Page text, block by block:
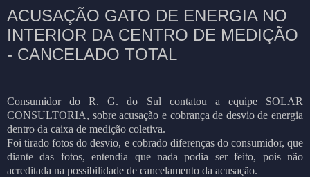
ACUSAÇÃO GATO DE ENERGIA NO
INTERIOR DA CENTRO DE MEDIÇÃO
- CANCELADO TOTAL
Consumidor do R. G. do Sul contatou a equipe SOLAR
CONSULTORIA, sobre acusação e cobrança de desvio de energia
dentro da caixa de medição coletiva.
Foi tirado fotos do desvio, e cobrado diferenças do consumidor, que
diante das fotos, entendia que nada podia ser feito, pois não
acreditada na possibilidade de cancelamento da acusação.